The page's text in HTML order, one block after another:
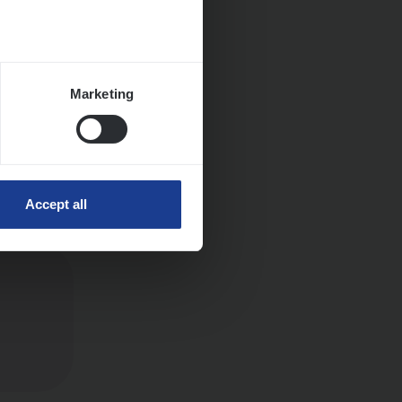
Marketing
Accept all